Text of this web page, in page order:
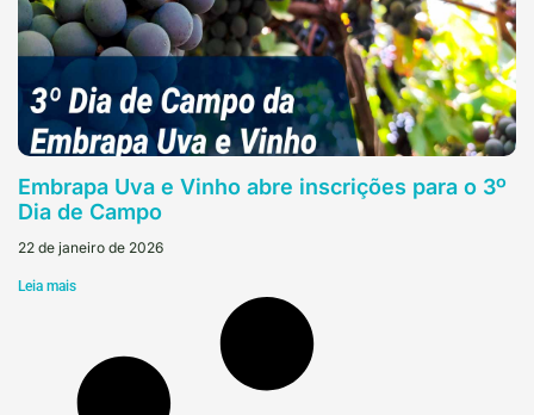
Embrapa Uva e Vinho abre inscrições para o 3º
Dia de Campo
22 de janeiro de 2026
Leia mais